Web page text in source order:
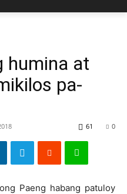
humina at
pa-
0
61
Paeng habang patuloy